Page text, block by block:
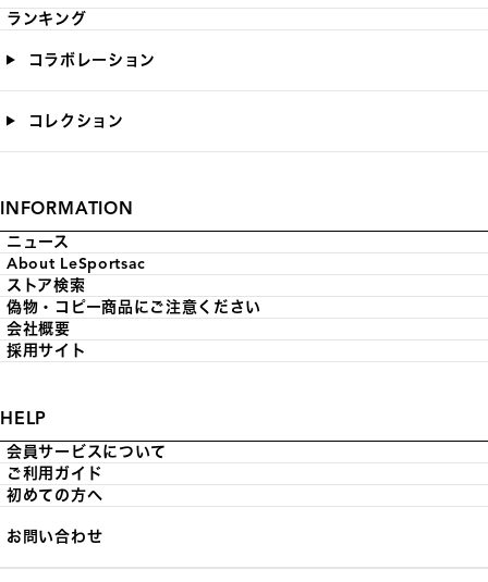
ランキング
コラボレーション
コレクション
INFORMATION
ニュース
About LeSportsac
ストア検索
偽物・コピー商品にご注意ください
会社概要
採用サイト
HELP
会員サービスについて
ご利用ガイド
初めての方へ
お問い合わせ